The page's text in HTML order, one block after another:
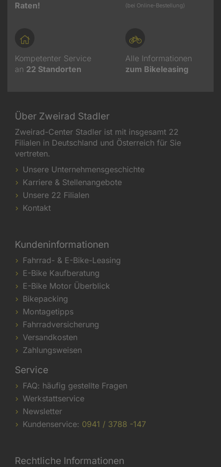
Raten!
(bei Online-Bestellung)
Kompetenter Service
an 22 Standorten
Alle Informationen
zum Bikeleasing
Über Zweirad Stadler
Zweirad-Center Stadler ist mit insgesamt 22
Filialen in Deutschland und Österreich für Sie
vertreten.
Unsere Unternehmensgeschichte
Karriere & Stellenangebote
Unsere 22 Filialen
Kontakt
Kundeninformationen
Fahrrad- & E-Bike-Leasing
E-Bike Kaufberatung
E-Bike Motor Überblick
Bikepacking
Montagetipps
Fahrradversicherung
Versandkosten
Zahlungsweisen
Service
FAQ: häufig gestellte Fragen
Werkstattservice
Newsletter
Kundenservice: 0941 / 3788 -147
Rechtliche Informationen